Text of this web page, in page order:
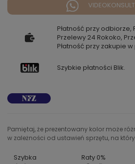
Płatność przy odbiorze,
Przelewy 24 Rokoko,
Płatność przy zakupie
Szybkie płatności Blik.
Pamiętaj, że prezentowany kolor może
w zależności od ustawień sprzętu, na
Szybka Raty 0%